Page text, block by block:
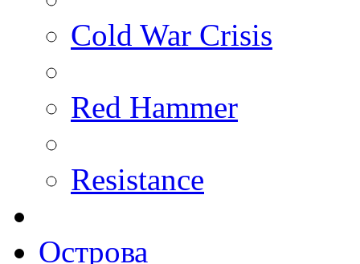
Cold War Crisis
Red Hammer
Resistance
Острова